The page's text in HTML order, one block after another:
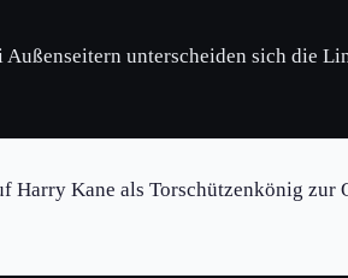
Außenseitern unterscheiden sich die
Harry Kane als Torschützenkönig